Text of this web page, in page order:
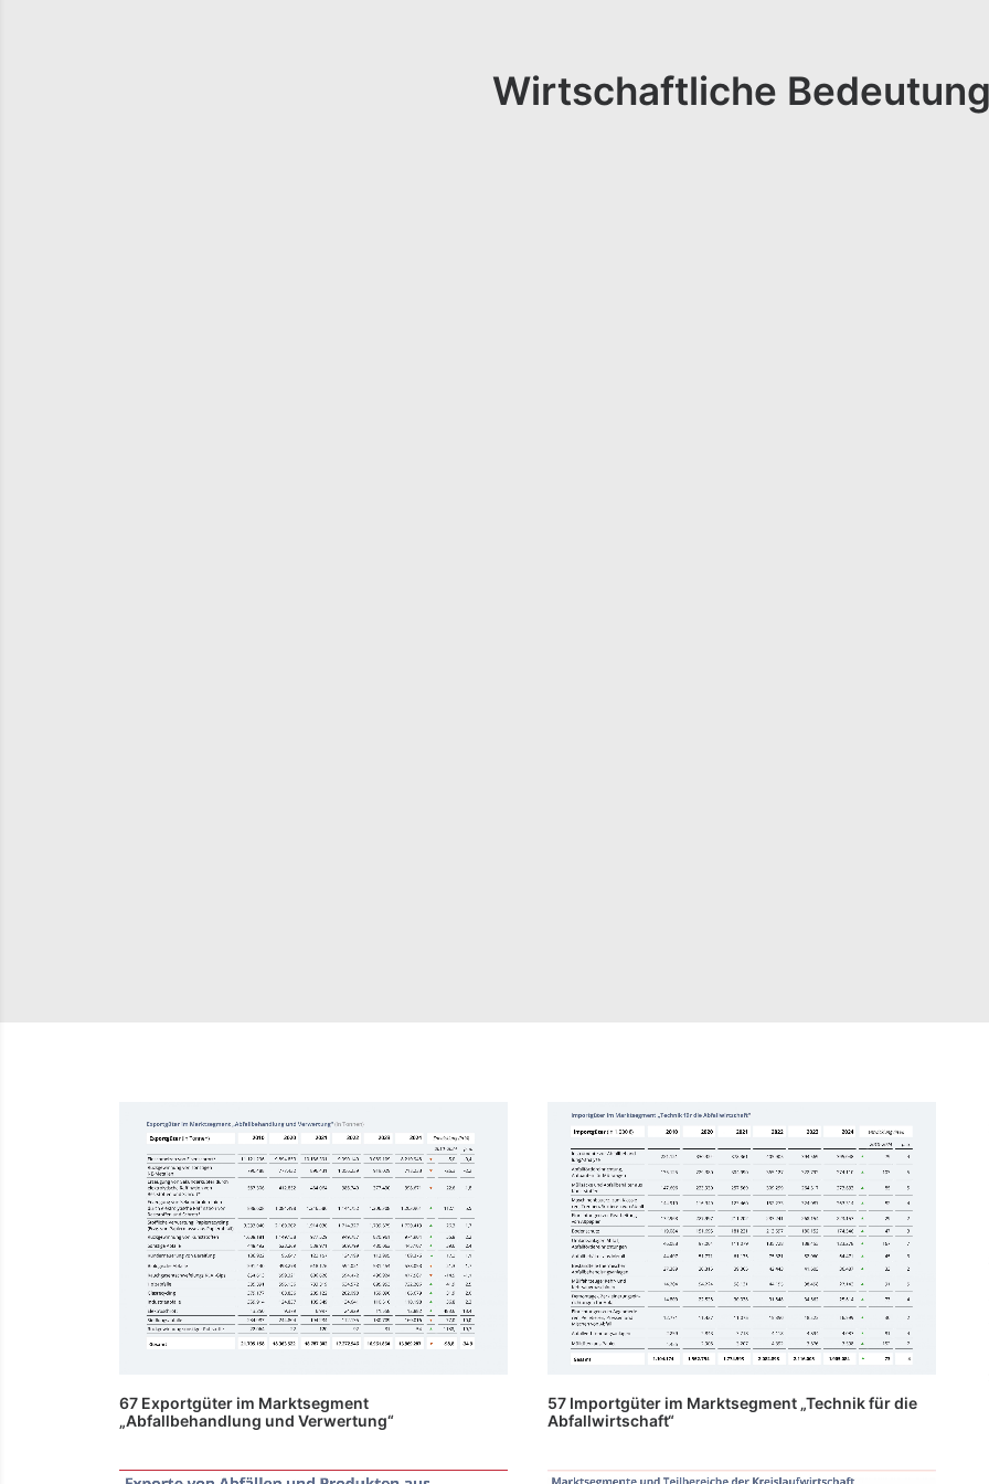
Wirtschaftliche
67 Exportgüter im Marktsegment
„Abfallbehandlung und Verwertung“
57 Importgüter im Marktsegment „Technik für die
Abfallwirtschaft“